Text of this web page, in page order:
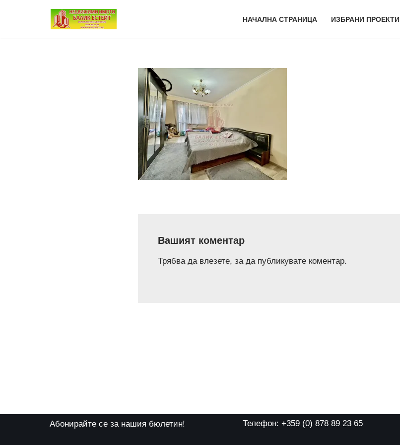
Продължете
НАЧАЛНА СТРАНИЦА ИЗБРАНИ ПРОЕКТИ
Вашият коментар
Трябва да влезете, за да публикувате коментар.
Абонирайте се за нашия бюлетин! Телефон: +359 (0) 878 89 23 65